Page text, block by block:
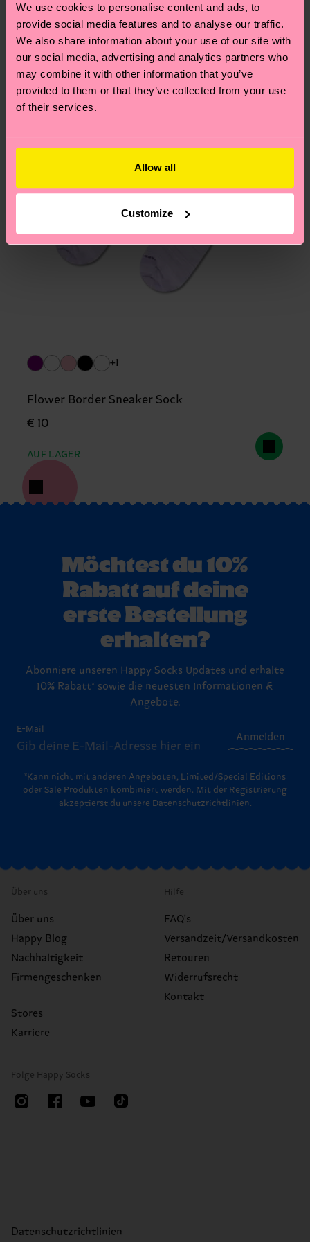
We use cookies to personalise content and ads, to
provide social media features and to analyse our traffic.
We also share information about your use of our site with
our social media, advertising and analytics partners who
may combine it with other information that you’ve
provided to them or that they’ve collected from your use
of their services.
Allow all
Customize
deinem Land abhängt.
Du hast Fragen zu einer Retoure? In unserem
Hilfebereich im Artikel Retouren findest du die
am häufigsten gestellten Fragen.
Neuheit
+1
Flower Border Sneaker Sock
€ 10
AUF LAGER
Möchtest du 10%
Rabatt auf deine
erste Bestellung
erhalten?
Abonniere unseren Happy Socks Updates und erhalte
10% Rabatt* sowie die neuesten Informationen &
Angebote.
E-Mail
Anmelden
*Kann nicht mit anderen Angeboten, Limited/Special Editions
oder Sale Produkten kombiniert werden. Mit der Registrierung
akzeptierst du unsere Datenschutzrichtlinien.
Über uns
Über uns
Happy Blog
Nachhaltigkeit
Firmengeschenken
Stores
Karriere
Hilfe
FAQ's
Versandzeit/Versandkosten
Retouren
Widerrufsrecht
Kontakt
Folge Happy Socks
Datenschutzrichtlinien